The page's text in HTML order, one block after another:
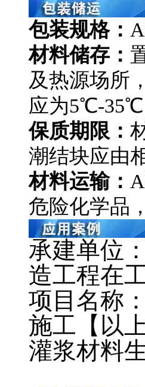
包装规格：
材料储存：
及热源场所
应为5℃-35℃
保质期限：
潮结块应由
材料运输：
危险化学品
承建单位
造工程在
项目名称
施工【以
灌浆材料